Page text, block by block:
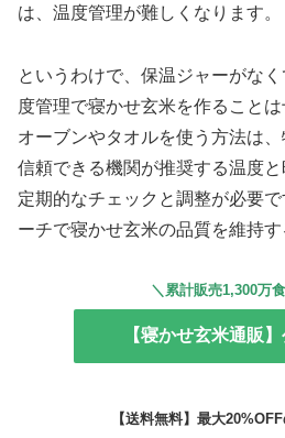
は、温度管理が難しくなります。
というわけで、保温ジャーがな
度管理で寝かせ玄米を作ることは
オーブンやタオルを使う方法は、
信頼できる機関が推奨する温度と
定期的なチェックと調整が必要
ーチで寝かせ玄米の品質を維持す
＼累計販売1,300万
【寝かせ玄米通販
【送料無料】最大